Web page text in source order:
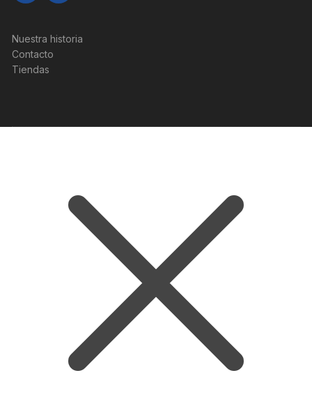
Nuestra historia
Contacto
Tiendas